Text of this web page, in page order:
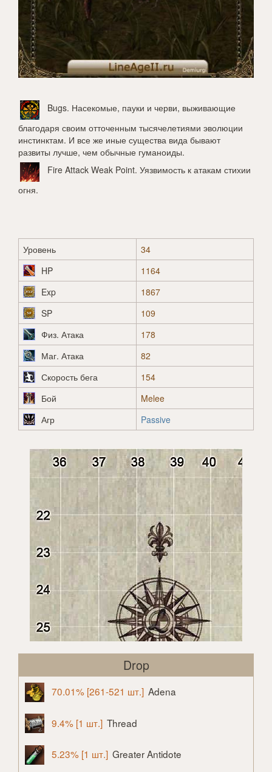
Bugs. Насекомые, пауки и черви, выживающие
благодаря своим отточенным тысячелетиями эволюции
инстинктам. И все же иные существа вида бывают
развиты лучше, чем обычные гуманоиды.
Fire Attack Weak Point. Уязвимость к атакам стихии
огня.
Уровень
34
HP
1164
Exp
1867
SP
109
Физ. Атака
178
Маг. Атака
82
Скорость бега
154
Бой
Melee
Агр
Passive
Drop
70.01% [261-521 шт.] Adena
9.4% [1 шт.] Thread
5.23% [1 шт.] Greater Antidote